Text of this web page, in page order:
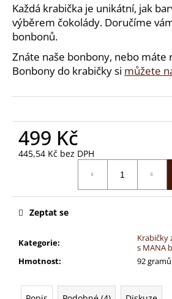
Každá krabička je unikátní, jak
výběrem čokolády. Doručíme
bonbonů.
Znáte naše bonbony, nebo máte
Bonbony do krabičky si můžete
499 Kč
445,54 Kč bez DPH
Kategorie:
Krabičky
s MANA
Hmotnost: 92 gramů
Zeptat se
u
č
u
j
e
e
TABULKA
3D
KOSTKA